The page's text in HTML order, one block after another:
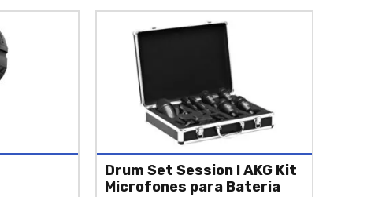
Drum Set Session I AKG Kit
Microfones para Bateria